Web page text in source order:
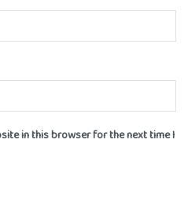
in this browser for the next time I